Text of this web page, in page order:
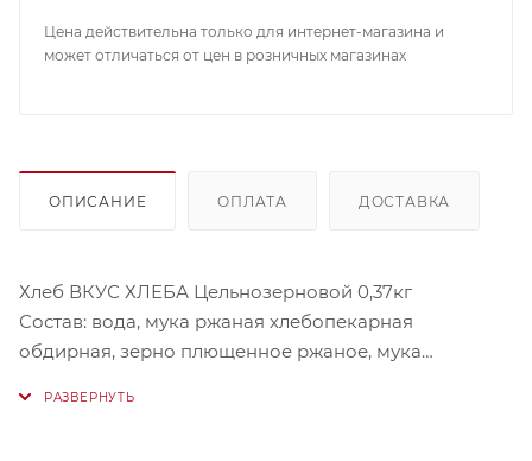
Цена действительна только для интернет-магазина и
может отличаться от цен в розничных магазинах
ОПИСАНИЕ ОПЛАТА ДОСТАВКА
Хлеб ВКУС ХЛЕБА Цельнозерновой 0,37кг
Состав: вода, мука ржаная хлебопекарная
обдирная, зерно плющенное ржаное, мука